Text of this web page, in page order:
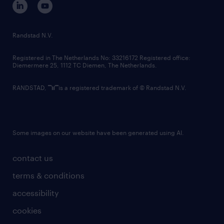
randstad innovation fund
country websites
contact us
terms & conditions
accessibility
cookies
Randstad N.V.
Registered in The Netherlands No: 33216172 Registered office:
Diemermere 25, 1112 TC Diemen, The Netherlands.
RANDSTAD, is a registered trademark of © Randstad N.V.
Some images on our website have been generated using AI.